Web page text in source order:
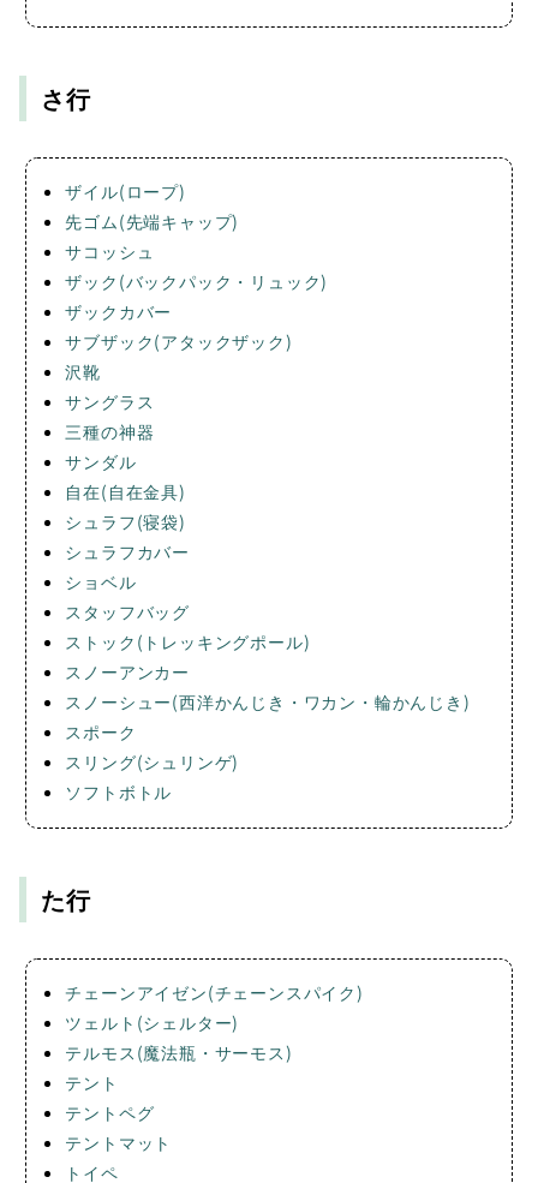
さ行
ザイル(ロープ)
先ゴム(先端キャップ)
サコッシュ
ザック(バックパック・リュック)
ザックカバー
サブザック(アタックザック)
沢靴
サングラス
三種の神器
サンダル
自在(自在金具)
シュラフ(寝袋)
シュラフカバー
ショベル
スタッフバッグ
ストック(トレッキングポール)
スノーアンカー
スノーシュー(西洋かんじき・ワカン・輪かんじき)
スポーク
スリング(シュリンゲ)
ソフトボトル
た行
チェーンアイゼン(チェーンスパイク)
ツェルト(シェルター)
テルモス(魔法瓶・サーモス)
テント
テントペグ
テントマット
トイペ